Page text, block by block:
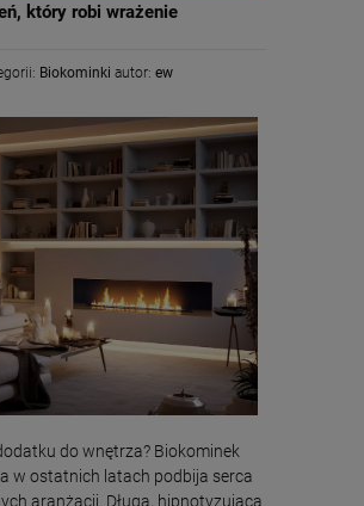
który robi wrażenie
Biokominki autor:ew
do wnętrza? Biokominek
w ostatnich latach podbija serca
aranżacji. Długa, hipnotyzująca